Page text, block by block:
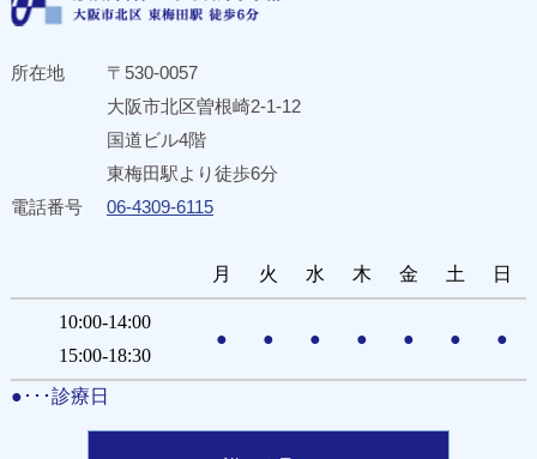
所在地
〒530-0057
大阪市北区曽根崎2-1-12
国道ビル4階
東梅田駅より徒歩6分
電話番号
06-4309-6115
月 火 水 木 金 土 日
10:00-14:00
15:00-18:30
● ● ● ● ● ● ●
●･･･診療日